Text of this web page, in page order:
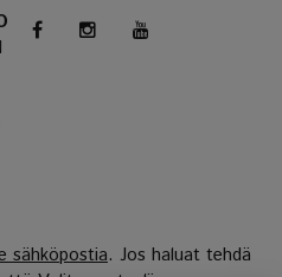
sähköpostia. Jos haluat tehdä